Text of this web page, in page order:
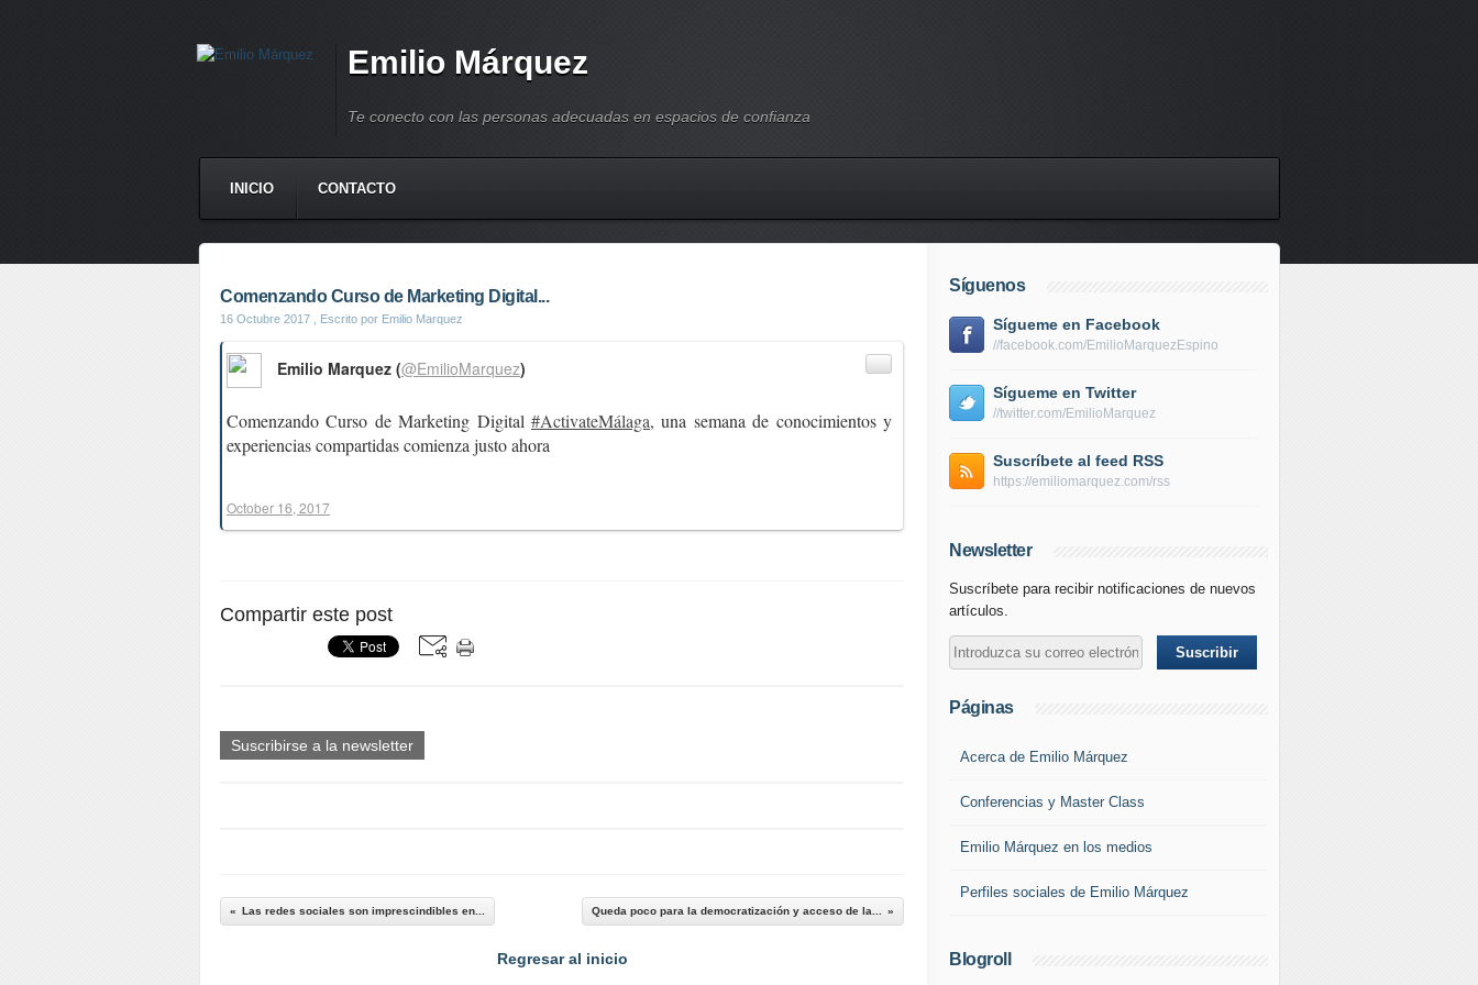
Emilio Márquez
Te conecto con las personas adecuadas en espacios de confianza
INICIO CONTACTO
Comenzando Curso de Marketing Digital...
16 Octubre 2017 , Escrito por Emilio Marquez
Comenzando Curso de Marketing Digital #ActivateMálaga, una semana de conocimientos y
experiencias compartidas comienza justo ahora
Emilio Marquez (@EmilioMarquez)
October 16, 2017
Compartir este post
Suscribirse a la newsletter
Las redes sociales son imprescindibles en... Queda poco para la democratización y acceso de la...
Regresar al inicio
Síguenos
Sígueme en Facebook
//facebook.com/EmilioMarquezEspino
Sígueme en Twitter
//twitter.com/EmilioMarquez
Suscríbete al feed RSS
https://emiliomarquez.com/rss
Newsletter
Suscríbete para recibir notificaciones de nuevos
artículos.
Páginas
Acerca de Emilio Márquez
Conferencias y Master Class
Emilio Márquez en los medios
Perfiles sociales de Emilio Márquez
Blogroll